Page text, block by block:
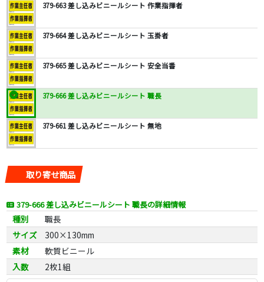
379-663 差し込みビニールシート 作業指揮者
379-664 差し込みビニールシート 玉掛者
379-665 差し込みビニールシート 安全当番
379-666 差し込みビニールシート 職長
379-661 差し込みビニールシート 無地
取り寄せ商品
379-666 差し込みビニールシート 職長の詳細情報
種別
職長
サイズ
300×130mm
素材
軟質ビニール
入数
2枚1組